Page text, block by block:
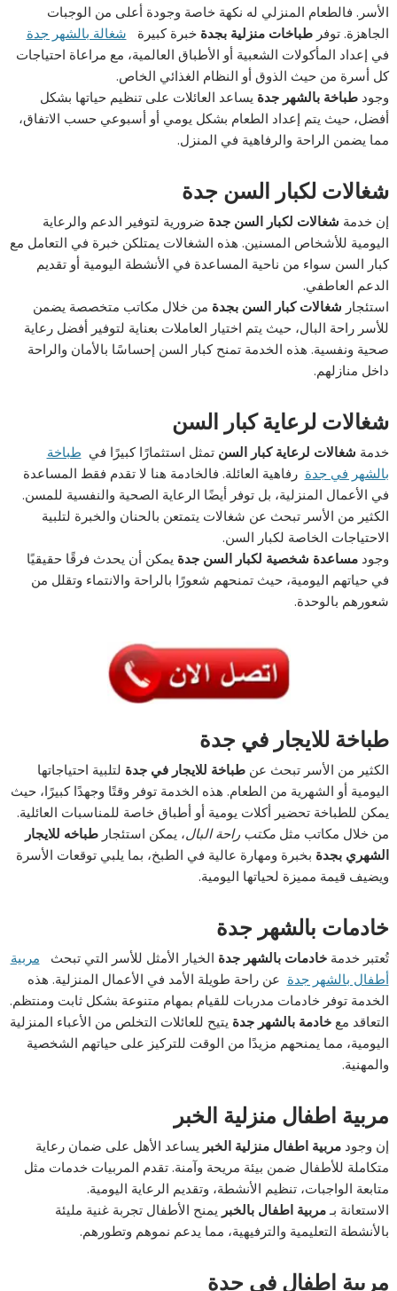
الأسر. فالطعام المنزلي له نكهة خاصة وجودة أعلى من الوجبات
الجاهزة. توفرطباخات منزلية بجدة خبرة كبيرة شغالة بالشهر جدة
في إعداد المأكولات الشعبية أو الأطباق العالمية، مع مراعاة احتياجات
كل أسرة من حيث الذوق أو النظام الغذائي الخاص.
وجودطباخة بالشهر جدة يساعد العائلات على تنظيم حياتها بشكل
أفضل، حيث يتم إعداد الطعام بشكل يومي أو أسبوعي حسب الاتفاق،
مما يضمن الراحة والرفاهية في المنزل.
شغالات لكبار السن جدة
إن خدمة شغالات لكبار السن جدة ضرورية لتوفير الدعم والرعاية
اليومية للأشخاص المسنين. هذه الشغالات يمتلكن خبرة في التعامل مع
كبار السن سواء من ناحية المساعدة في الأنشطة اليومية أو تقديم
الدعم العاطفي.
استئجار شغالات كبار السن بجدة من خلال مكاتب متخصصة يضمن
للأسر راحة البال، حيث يتم اختيار العاملات بعناية لتوفير أفضل رعاية
صحية ونفسية. هذه الخدمة تمنح كبار السن إحساسًا بالأمان والراحة
داخل منازلهم.
شغالات لرعاية كبار السن
خدمة شغالات لرعاية كبار السن تمثل استثمارًا كبيرًا في طباخة
بالشهر في جدة رفاهية العائلة. فالخادمة هنا لا تقدم فقط المساعدة
في الأعمال المنزلية، بل توفر أيضًا الرعاية الصحية والنفسية للمسن.
الكثير من الأسر تبحث عن شغالات يتمتعن بالحنان والخبرة لتلبية
الاحتياجات الخاصة لكبار السن.
وجودمساعدة شخصية لكبار السن جدة يمكن أن يحدث فرقًا حقيقيًا
في حياتهم اليومية، حيث تمنحهم شعورًا بالراحة والانتماء وتقلل من
شعورهم بالوحدة.
طباخة للايجار في جدة
الكثير من الأسر تبحث عنطباخة للايجار في جدة لتلبية احتياجاتها
اليومية أو الشهرية من الطعام. هذه الخدمة توفر وقتًا وجهدًا كبيرًا، حيث
يمكن للطباخة تحضير أكلات يومية أو أطباق خاصة للمناسبات العائلية.
من خلال مكاتب مثلمكتب راحة البال، يمكن استئجارطباخه للايجار
الشهري بجدة بخبرة ومهارة عالية في الطبخ، بما يلبي توقعات الأسرة
ويضيف قيمة مميزة لحياتها اليومية.
خادمات بالشهر جدة
تُعتبر خدمةخادمات بالشهر جدة الخيار الأمثل للأسر التي تبحث مربية
أطفال بالشهر جدة عن راحة طويلة الأمد في الأعمال المنزلية. هذه
الخدمة توفر خادمات مدربات للقيام بمهام متنوعة بشكل ثابت ومنتظم.
التعاقد معخادمة بالشهر جدة يتيح للعائلات التخلص من الأعباء المنزلية
اليومية، مما يمنحهم مزيدًا من الوقت للتركيز على حياتهم الشخصية
والمهنية.
مربية اطفال منزلية الخبر
إن وجودمربية اطفال منزلية الخبر يساعد الأهل على ضمان رعاية
متكاملة للأطفال ضمن بيئة مريحة وآمنة. تقدم المربيات خدمات مثل
متابعة الواجبات، تنظيم الأنشطة، وتقديم الرعاية اليومية.
الاستعانة بـمربية اطفال بالخبر يمنح الأطفال تجربة غنية مليئة
بالأنشطة التعليمية والترفيهية، مما يدعم نموهم وتطورهم.
مربية اطفال في جدة